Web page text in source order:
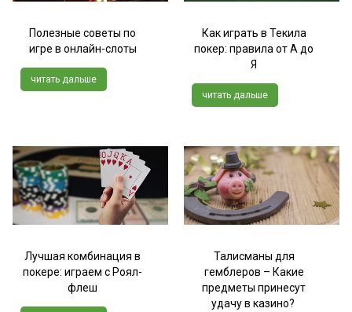
Полезные советы по
игре в онлайн-слоты
читать дальше
Как играть в Текила
покер: правила от А до
Я
читать дальше
Лучшая комбинация в
покере: играем с Роял-
флеш
Талисманы для
гемблеров – Какие
предметы принесут
удачу в казино?